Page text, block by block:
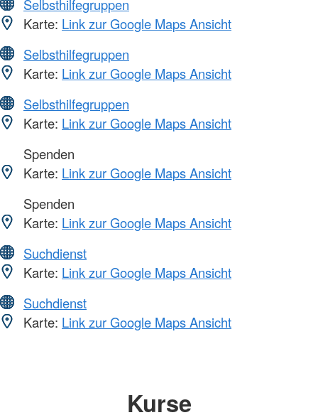
Selbsthilfegruppen
Karte: Link zur Google Maps Ansicht
Selbsthilfegruppen
Karte: Link zur Google Maps Ansicht
Selbsthilfegruppen
Karte: Link zur Google Maps Ansicht
Spenden
Karte: Link zur Google Maps Ansicht
Spenden
Karte: Link zur Google Maps Ansicht
Suchdienst
Karte: Link zur Google Maps Ansicht
Suchdienst
Karte: Link zur Google Maps Ansicht
Kurse